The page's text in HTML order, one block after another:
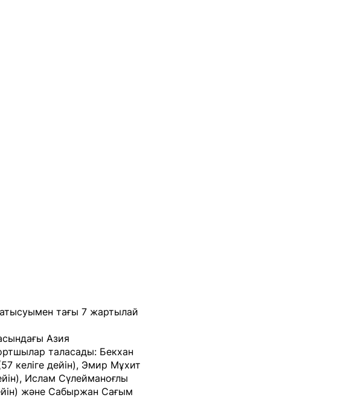
тағы 7 жартылай
Азия
таласады: Бекхан
келіге дейін), Эмир Мұхит
Ислам Сүлейманоғлы
және Сабыржан Сағым